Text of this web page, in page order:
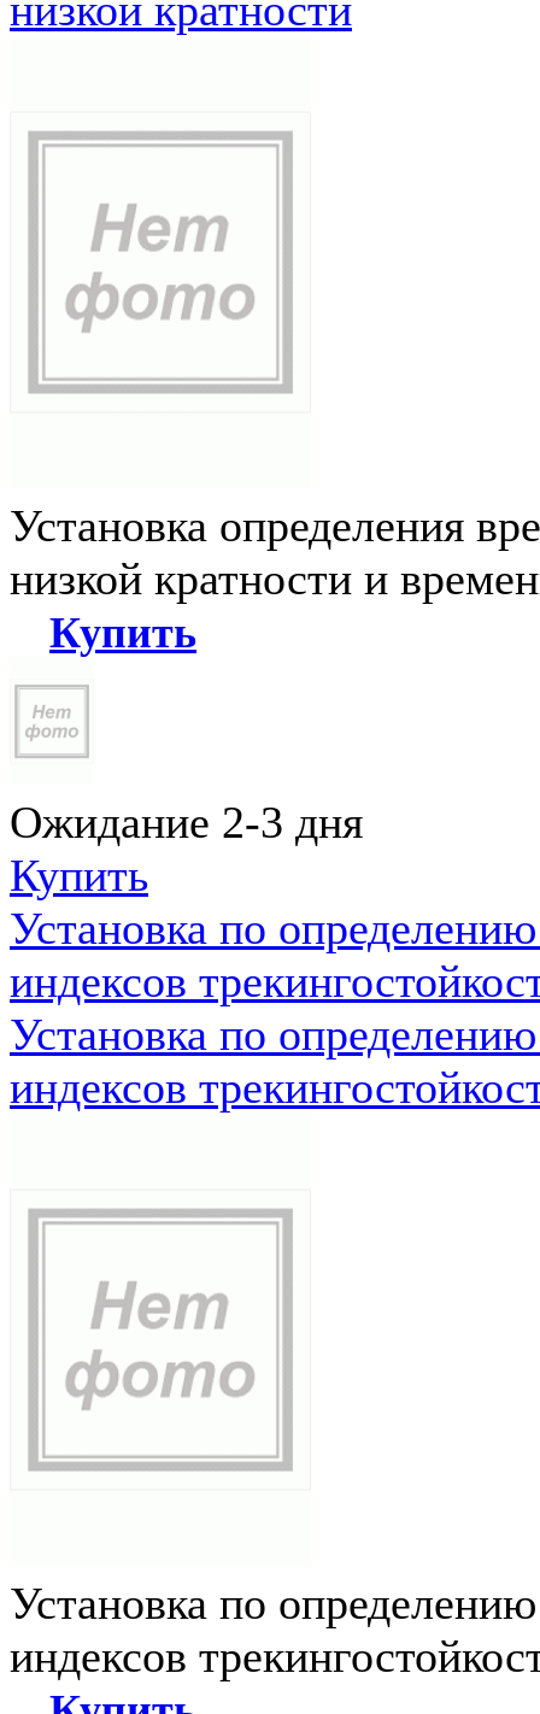
Установка определения
низкой кратности и
Купить
Ожидание 2-3 дня
Купить
Установка по
индексов
Установка по
индексов
Установка по
индексов